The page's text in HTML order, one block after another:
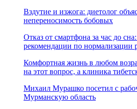
Вздутие и изжога: диетолог
непереносимость бобовых
Отказ от смартфона за час до
рекомендации по нормализации
Комфортная жизнь в любом
на этот вопрос, а клиника
Михаил Мурашко посетил с
Мурманскую область